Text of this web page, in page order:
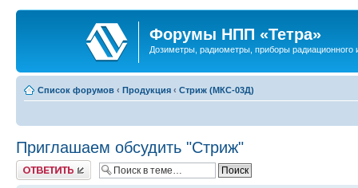
Форумы НПП «Тетра»
Дозиметры, радиометры, приборы радиационного
Список форумов ‹ Продукция ‹ Стриж (МКС-03Д)
Приглашаем обсудить "Стриж"
Ответить